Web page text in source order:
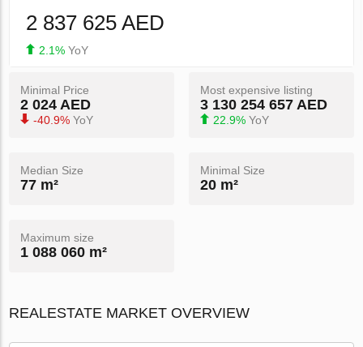
2 837 625 AED
2.1% YoY
Minimal Price
2 024 AED
-40.9% YoY
Most expensive listing
3 130 254 657 AED
22.9% YoY
Median Size
77 m²
Minimal Size
20 m²
Maximum size
1 088 060 m²
REALESTATE MARKET OVERVIEW